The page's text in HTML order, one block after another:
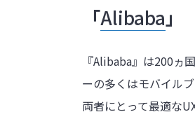
「Alibaba 」
『Alibaba』は200ヵ
ーの多くはモバイル
両者にとって最適な